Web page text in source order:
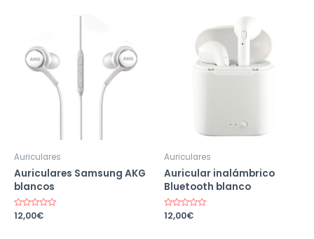
Auriculares
Auriculares Samsung AKG
blancos
Valorado
en
12,00€
Auriculares
Auricular inalámbrico
Bluetooth blanco
Valorado
en
12,00€